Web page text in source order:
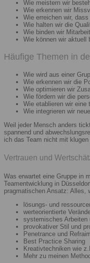
Wie meistern wir
Wie erkennen wir
Wie erreichen wir,
Wie halten wir die
Wie binden wir
Wie können wir aktuell
Häufige Themen in
Wie wird aus einer
Wie erkennen wir die
Wie optimieren wir
Wie fördern wir die
Wie etablieren wir eine
Wie integrieren wir
Weil jeder Mensch anders
spannend und
ich das Team nicht mit
Vertrauen und
Was erwartet eine Gruppe in
Teamentwicklung in
pragmatischen Ansatz: Alles,
lösungs- und
werteorientierte
systemisches Arbeiten
provokativer Stil und
Penetrance und
Best Practice Sharing
Kreativtechniken wie
Mehr zu meinen